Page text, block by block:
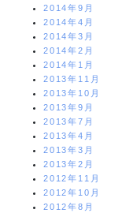
2014年9月
2014年4月
2014年3月
2014年2月
2014年1月
2013年11月
2013年10月
2013年9月
2013年7月
2013年4月
2013年3月
2013年2月
2012年11月
2012年10月
2012年8月